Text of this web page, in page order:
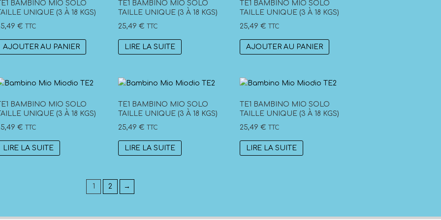
BAMBINO MIO SOLO
UNIQUE (3 À 18 KGS)
€ TTC
AJOUTER AU PANIER
TE1 BAMBINO MIO SOLO
TAILLE UNIQUE (3 À 18 KGS)
25,49€ TTC
LIRE LA SUITE
TE1 BAMBINO MIO SOLO
TAILLE UNIQUE (3 À 18 KGS)
25,49€ TTC
AJOUTER AU PANIER
BAMBINO MIO SOLO
UNIQUE (3 À 18 KGS)
€ TTC
LIRE LA SUITE
TE1 BAMBINO MIO SOLO
TAILLE UNIQUE (3 À 18 KGS)
25,49€ TTC
LIRE LA SUITE
TE1 BAMBINO MIO SOLO
TAILLE UNIQUE (3 À 18 KGS)
25,49€ TTC
LIRE LA SUITE
1 2 →